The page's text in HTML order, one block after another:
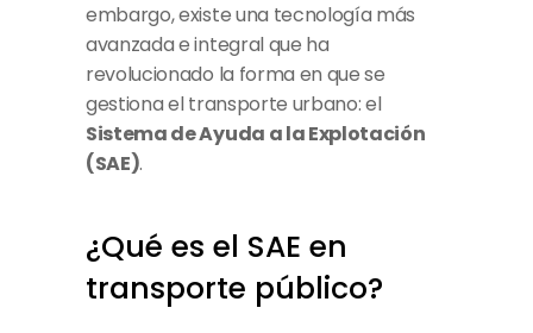
embargo, existe una tecnología más
avanzada e integral que ha
revolucionado la forma en que se
gestiona el transporte urbano: el
Sistema de Ayuda a la Explotación
(SAE).
¿Qué es el SAE en
transporte público?